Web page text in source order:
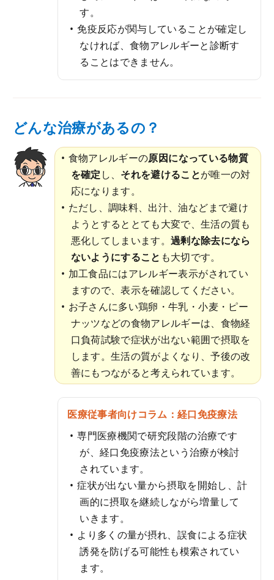
す。
免疫反応が関与していることが確定し
なければ、食物アレルギーと診断す
ることはできません。
どんな治療があるの？
食物アレルギーの原因になっている物質
を確定 し、 それを避けることが唯一の対
応になります。
ただし、調味料、出汁、油などまで避け
ようとするととても大変で、生活の質も
悪化してしまいます。 過剰な除去になら
ないようにすること も大切です。
加工食品にはアレルギー表示がされてい
ますので、表示を確認してください。
お子さんに多い鶏卵・牛乳・小麦・ピー
ナッツなどの食物アレルギーは、食物経
口負荷試験で症状が出ない範囲で摂取を
します。生活の質がよくなり、予後の改
善にもつながると考えられています。
医療従事者向けコラム：経口免疫療法
専門医療機関で研究段階の治療です
が、経口免疫療法という治療が検討
されています。
症状が出ない量から摂取を開始し、計
画的に摂取を継続しながら増量して
いきます。
より多くの量が摂れ、誤食による症状
誘発を防げる可能性も模索されてい
ます。